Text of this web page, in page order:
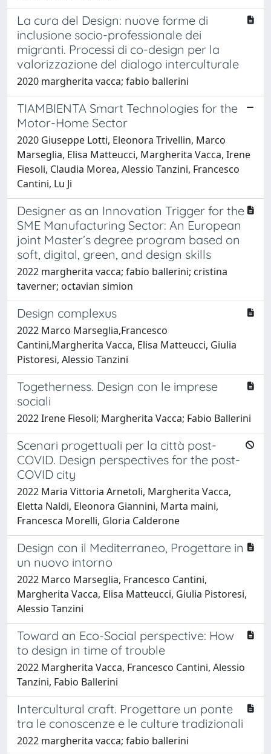
La cura del Design: nuove forme di
inclusione socio-professionale dei
migranti. Processi di co-design per la
valorizzazione del dialogo interculturale
2020 margherita vacca; fabio ballerini
TIAMBIENTA Smart Technologies for the
Motor-Home Sector
2020 Giuseppe Lotti, Eleonora Trivellin, Marco
Marseglia, Elisa Matteucci, Margherita Vacca, Irene
Fiesoli, Claudia Morea, Alessio Tanzini, Francesco
Cantini, Lu Ji
Designer as an Innovation Trigger for the
SME Manufacturing Sector: An European
joint Master’s degree program based on
soft, digital, green, and design skills
2022 margherita vacca; fabio ballerini; cristina
taverner; octavian simion
Design complexus
2022 Marco Marseglia,Francesco
Cantini,Margherita Vacca, Elisa Matteucci, Giulia
Pistoresi, Alessio Tanzini
Togetherness. Design con le imprese
sociali
2022 Irene Fiesoli; Margherita Vacca; Fabio Ballerini
Scenari progettuali per la città post-
COVID. Design perspectives for the post-
COVID city
2022 Maria Vittoria Arnetoli, Margherita Vacca,
Eletta Naldi, Eleonora Giannini, Marta maini,
Francesca Morelli, Gloria Calderone
Design con il Mediterraneo, Progettare in
un nuovo intorno
2022 Marco Marseglia, Francesco Cantini,
Margherita Vacca, Elisa Matteucci, Giulia Pistoresi,
Alessio Tanzini
Toward an Eco-Social perspective: How
to design in time of trouble
2022 Margherita Vacca, Francesco Cantini, Alessio
Tanzini, Fabio Ballerini
Intercultural craft. Progettare un ponte
tra le conoscenze e le culture tradizionali
2022 margherita vacca; fabio ballerini